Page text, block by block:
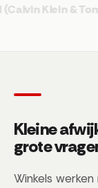
Klein &
Kleine
grote
Winkels